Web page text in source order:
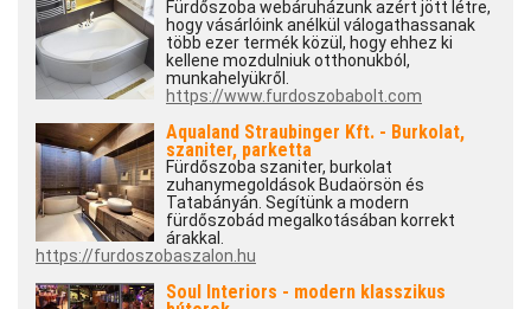
Fürdőszoba webáruházunk azért jött létre,
hogy vásárlóink anélkül válogathassanak
több ezer termék közül, hogy ehhez ki
kellene mozdulniuk otthonukból,
munkahelyükről.
https://www.furdoszobabolt.com
Aqualand Straubinger Kft. - Burkolat,
szaniter, parketta
Fürdőszoba szaniter, burkolat
zuhanymegoldások Budaörsön és
Tatabányán. Segítünk a modern
fürdőszobád megalkotásában korrekt
árakkal.
https://furdoszobaszalon.hu
Soul Interiors - modern klasszikus